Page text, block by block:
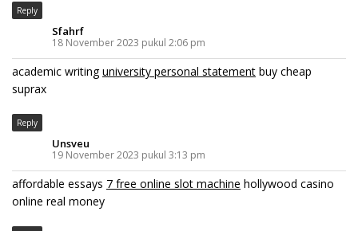
Reply
Sfahrf
18 November 2023 pukul 2:06 pm
academic writinguniversity personal statement buy cheap
suprax
Reply
Unsveu
19 November 2023 pukul 3:13 pm
affordable essays 7 free online slot machine hollywood casino
online real money